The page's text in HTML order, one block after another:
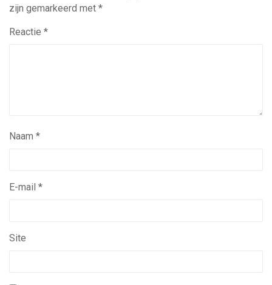
zijn gemarkeerd met *
Reactie *
Naam *
E-mail *
Site